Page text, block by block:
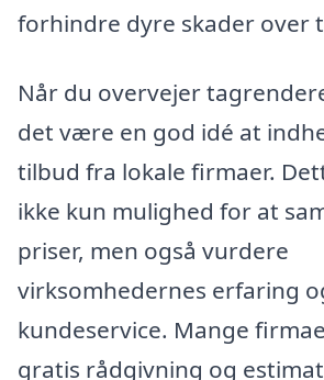
forhindre dyre skader over
Når du overvejer
det være en god idé at
tilbud fra lokale firmaer.
ikke kun mulighed for at
priser, men også vurdere
virksomhedernes erfaring
kundeservice. Mange
gratis rådgivning og